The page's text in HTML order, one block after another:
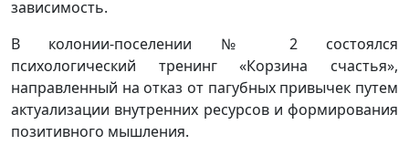
зависимость.
В колонии-поселении № 2 состоялся
психологический тренинг «Корзина счастья»,
направленный на отказ от пагубных привычек путем
актуализации внутренних ресурсов и формирования
позитивного мышления.